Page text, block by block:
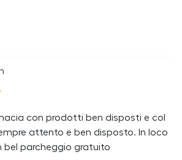
con prodotti ben disposti e col
attento e ben disposto. In loco
bel parcheggio gratuito